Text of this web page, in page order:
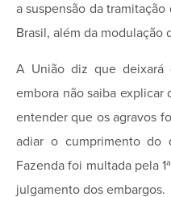
a suspensão da
Brasil, além da modulação
A União diz que deixará
embora não saiba explicar
entender que os agravos
adiar o cumprimento
Fazenda foi multada pela
julgamento dos embargos.